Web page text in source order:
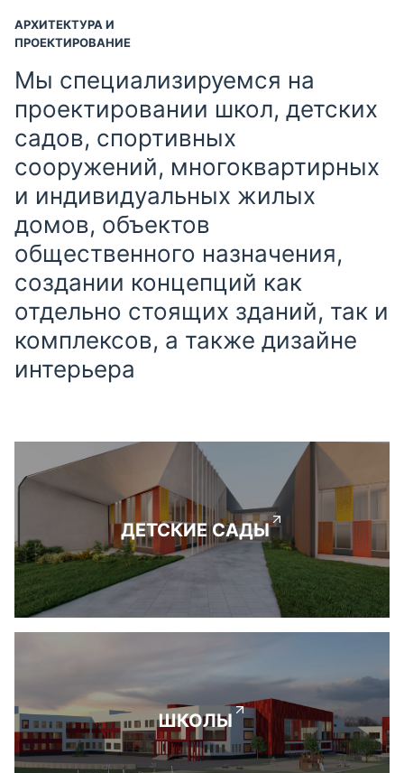
АРХИТЕКТУРА И
ПРОЕКТИРОВАНИЕ
Мы специализируемся на
проектировании школ, детских
садов, спортивных
сооружений, многоквартирных
и индивидуальных жилых
домов, объектов
общественного назначения,
создании концепций как
отдельно стоящих зданий, так и
комплексов, а также дизайне
интерьера
ДЕТСКИЕ САДЫ
ШКОЛЫ